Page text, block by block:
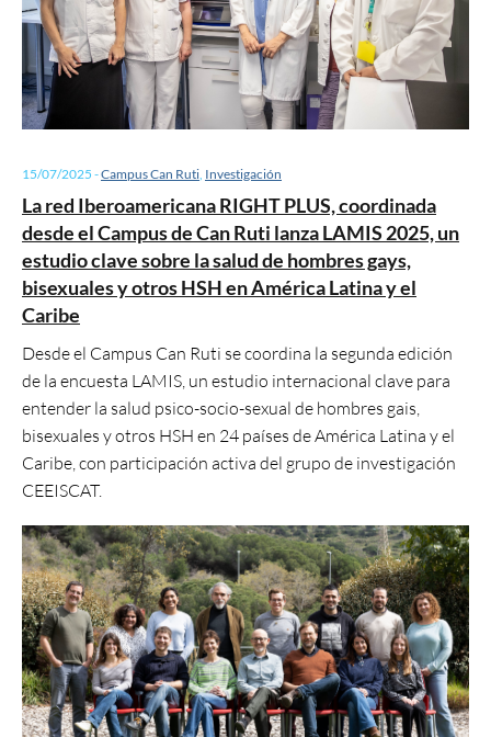
15/07/2025 -Campus Can Ruti Investigación
La red Iberoamericana RIGHT PLUS, coordinada
desde el Campus de Can Ruti lanza LAMIS 2025, un
estudio clave sobre la salud de hombres gays,
bisexuales y otros HSH en América Latina y el
Caribe
Desde el Campus Can Ruti se coordina la segunda edición
de la encuesta LAMIS, un estudio internacional clave para
entender la salud psico-socio-sexual de hombres gais,
bisexuales y otros HSH en 24 países de América Latina y el
Caribe, con participación activa del grupo de investigación
CEEISCAT.